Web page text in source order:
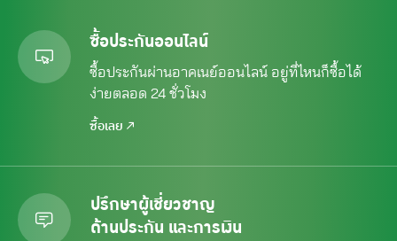
ซื้อประกันออนไลน์
ซื้อประกันผ่านอาคเนย์ออนไลน์ อยู่ที่ไหนก็ซื้อได้
ง่ายตลอด 24 ชั่วโมง
ซื้อเลย
ปรึกษาผู้เชี่ยวชาญ
ด้านประกัน และการเงิน